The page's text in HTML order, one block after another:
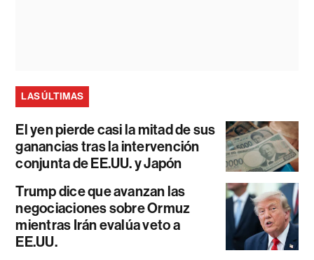
LAS ÚLTIMAS
El yen pierde casi la mitad de sus
ganancias tras la intervención
conjunta de EE.UU. y Japón
Trump dice que avanzan las
negociaciones sobre Ormuz
mientras Irán evalúa veto a
EE.UU.